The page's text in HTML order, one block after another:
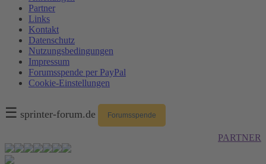
Partner
Links
Kontakt
Datenschutz
Nutzungsbedingungen
Impressum
Forumsspende per PayPal
Cookie-Einstellungen
☰ sprinter-forum.de Forumsspende
PARTNER